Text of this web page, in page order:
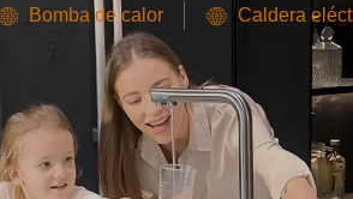
Bomba de calor Caldera